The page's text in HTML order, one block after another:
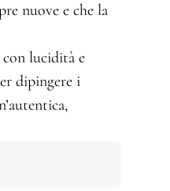
nuove e che la
con lucidità e
dipingere i